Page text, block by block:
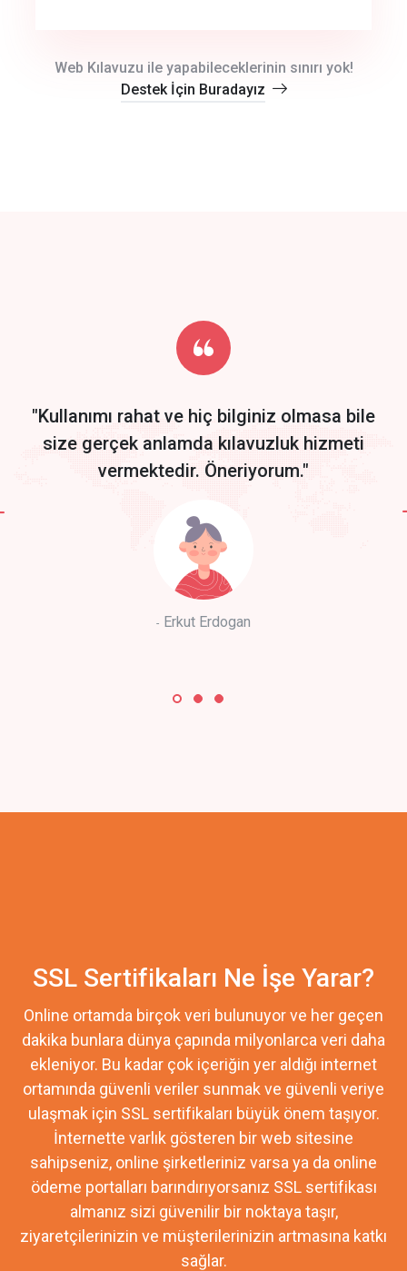
Start by trying our service for 30 days free trial no credit card
required.
Web Kılavuzu ile yapabileceklerinin sınırı yok!
Destek İçin Buradayız
"Kullanımı rahat ve hiç bilginiz olmasa bile
size gerçek anlamda kılavuzluk hizmeti
vermektedir. Öneriyorum."
Erkut Erdogan
SSL Sertifikaları Ne İşe Yarar?
Online ortamda birçok veri bulunuyor ve her geçen
dakika bunlara dünya çapında milyonlarca veri daha
ekleniyor. Bu kadar çok içeriğin yer aldığı internet
ortamında güvenli veriler sunmak ve güvenli veriye
ulaşmak için SSL sertifikaları büyük önem taşıyor.
İnternette varlık gösteren bir web sitesine
sahipseniz, online şirketleriniz varsa ya da online
ödeme portalları barındırıyorsanız SSL sertifikası
almanız sizi güvenilir bir noktaya taşır,
ziyaretçilerinizin ve müşterilerinizin artmasına katkı
sağlar.